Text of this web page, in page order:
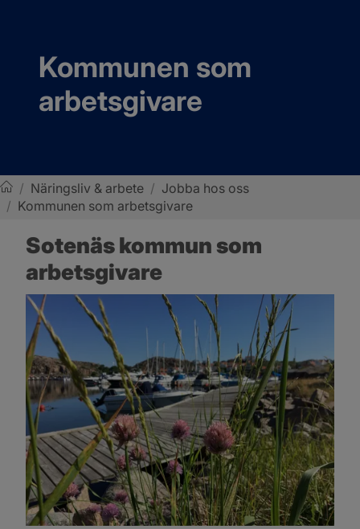
Kommunen som
arbetsgivare
Sotenäs kommun
/ Näringsliv & arbete / Jobba hos oss
/ Kommunen som arbetsgivare
Sotenäs kommun som
arbetsgivare